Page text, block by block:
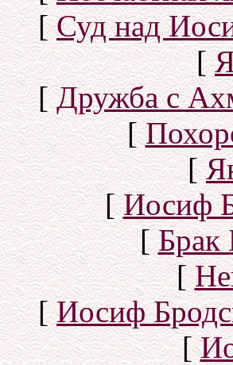
[Суд над
[
[Дружба с
[
[
[Иосиф
[Брак
[
[Иосиф
[